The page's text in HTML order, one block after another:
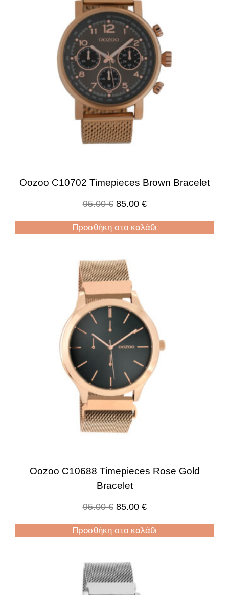
Oozoo C10702 Timepieces Brown Bracelet
95.00€ 85.00 €
Προσθήκη στο καλάθι
Oozoo C10688 Timepieces Rose Gold
Bracelet
95.00€ 85.00 €
Προσθήκη στο καλάθι